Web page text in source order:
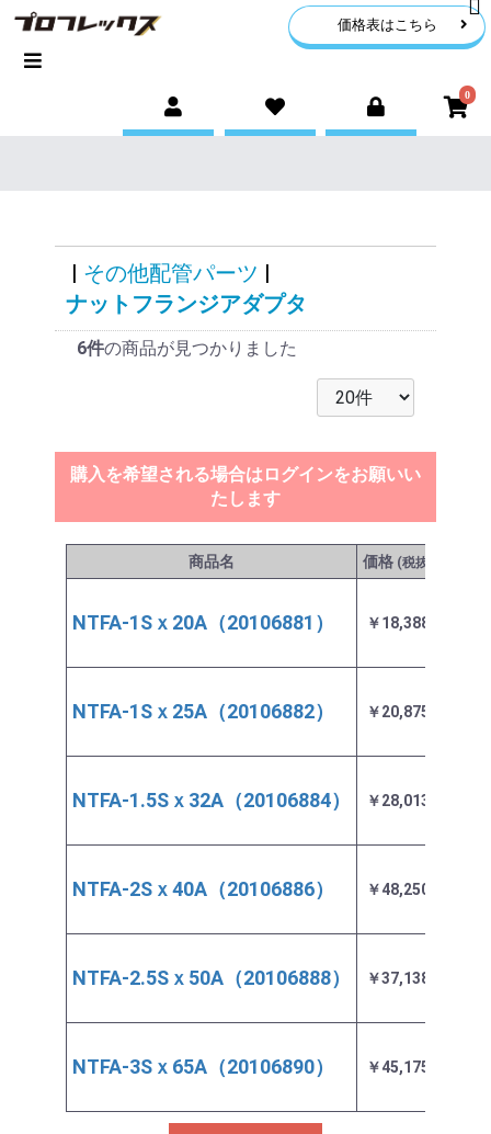
価格表はこちら
0
| その他配管パーツ |
ナットフランジアダプタ
6件の商品が見つかりました
購入を希望される場合はログインをお願いい
たします
商品名 価格 (税抜)
NTFA-1Sｘ20A（20106881） ￥18,388
NTFA-1Sｘ25A（20106882） ￥20,875
NTFA-1.5Sｘ32A（20106884） ￥28,013
NTFA-2Sｘ40A（20106886） ￥48,250
NTFA-2.5Sｘ50A（20106888） ￥37,138
NTFA-3Sｘ65A（20106890） ￥45,175